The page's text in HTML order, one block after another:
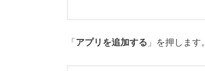
「 アプリを追加する 」を押します。